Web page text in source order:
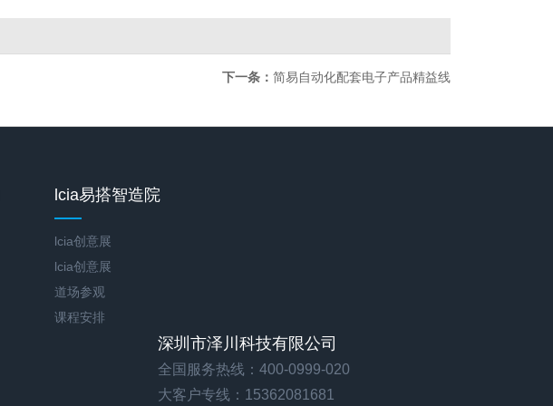
下一条： 简易自动化配套电子产品精益线
lcia易搭智造院
lcia创意展
lcia创意展
道场参观
课程安排
深圳市泽川科技有限公司
全国服务热线：400-0999-020
大客户专线：15362081681